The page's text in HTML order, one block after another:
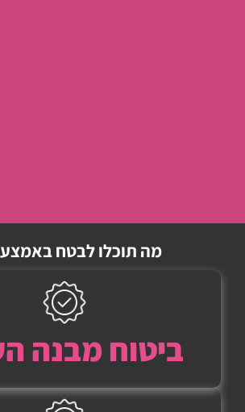
מה תוכלו לבטח
ביטוח מבנה